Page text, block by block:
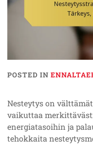
POSTED IN
Nesteytys on
vaikuttaa
energiatasoihin ja
tehokkaita